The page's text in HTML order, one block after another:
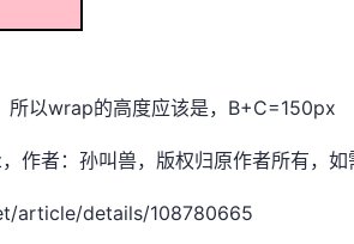
所以wrap的高度应该是，B+C=150px
者：孙叫兽，版权归原作者所有，如
article/details/108780665